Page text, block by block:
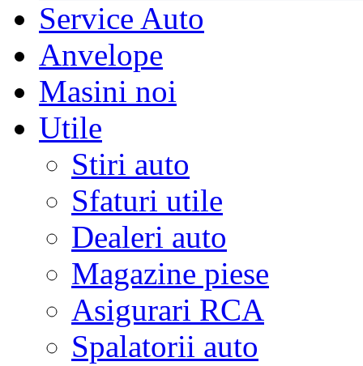
Service Auto
Anvelope
Masini noi
Utile
Stiri auto
Sfaturi utile
Dealeri auto
Magazine piese
Asigurari RCA
Spalatorii auto